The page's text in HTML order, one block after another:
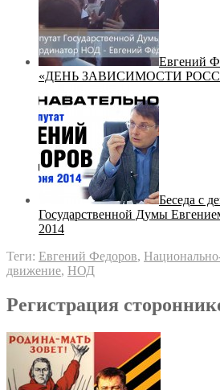
Евгений
«ДЕНЬ ЗАВИСИМОСТИ
Беседа с
Государственной Думы
2014
Теги: Евгений Федоров,
движение, НОД
Регистрация